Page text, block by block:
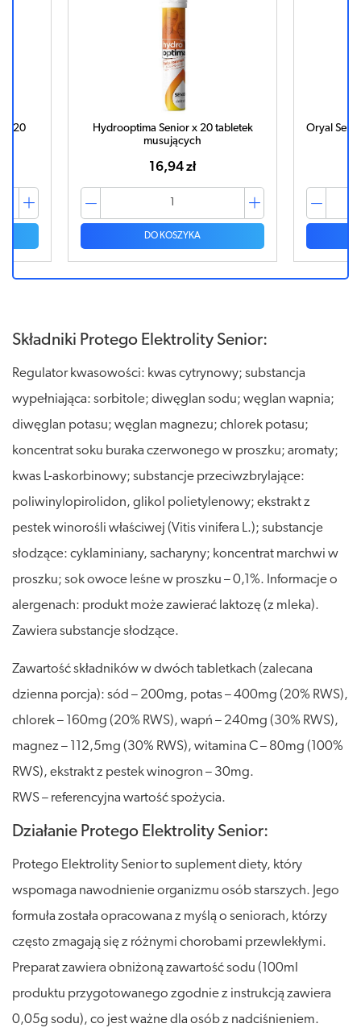
x 20
Hydrooptima Senior x 20 tabletek
musujących
16,94 zł
DO KOSZYKA
Oryal
Składniki Protego Elektrolity Senior:
Regulator kwasowości: kwas cytrynowy; substancja
wypełniająca: sorbitole; diwęglan sodu; węglan wapnia;
diwęglan potasu; węglan magnezu; chlorek potasu;
koncentrat soku buraka czerwonego w proszku; aromaty;
kwas L-askorbinowy; substancje przeciwzbrylające:
poliwinylopirolidon, glikol polietylenowy; ekstrakt z
pestek winorośli właściwej (Vitis vinifera L.); substancje
słodzące: cyklaminiany, sacharyny; koncentrat marchwi w
proszku; sok owoce leśne w proszku – 0,1%. Informacje o
alergenach: produkt może zawierać laktozę (z mleka).
Zawiera substancje słodzące.
Zawartość składników w dwóch tabletkach (zalecana
dzienna porcja): sód – 200mg, potas – 400mg (20% RWS),
chlorek – 160mg (20% RWS), wapń – 240mg (30% RWS),
magnez – 112,5mg (30% RWS), witamina C – 80mg (100%
RWS), ekstrakt z pestek winogron – 30mg.
RWS – referencyjna wartość spożycia.
Działanie Protego Elektrolity Senior:
Protego Elektrolity Senior to suplement diety, który
wspomaga nawodnienie organizmu osób starszych. Jego
formuła została opracowana z myślą o seniorach, którzy
często zmagają się z różnymi chorobami przewlekłymi.
Preparat zawiera obniżoną zawartość sodu (100ml
produktu przygotowanego zgodnie z instrukcją zawiera
0,05g sodu), co jest ważne dla osób z nadciśnieniem.